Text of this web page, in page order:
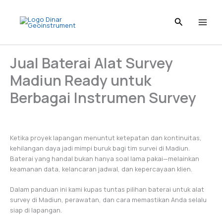
content
Jual Baterai Alat Survey
Madiun Ready untuk
Berbagai Instrumen Survey
Ketika proyek lapangan menuntut ketepatan dan kontinuitas,
kehilangan daya jadi mimpi buruk bagi tim survei di Madiun.
Baterai yang handal bukan hanya soal lama pakai—melainkan
keamanan data, kelancaran jadwal, dan kepercayaan klien.
Dalam panduan ini kami kupas tuntas pilihan baterai untuk alat
survey di Madiun, perawatan, dan cara memastikan Anda selalu
siap di lapangan.